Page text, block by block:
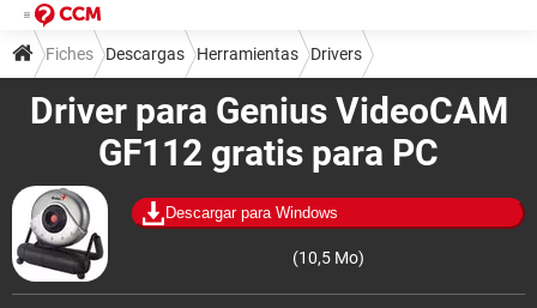
Driver para Genius VideoCAM
GF112 gratis para PC
Descargar para Windows
(10,5 Mo)
Fiches Descargas Herramientas Drivers